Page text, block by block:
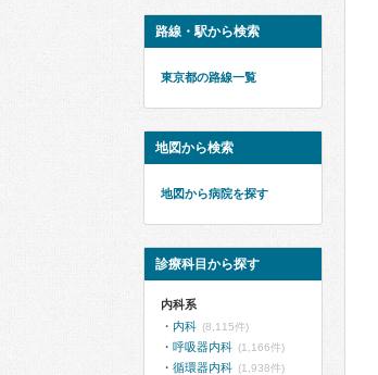
路線・駅から検索
東京都の路線一覧
地図から検索
地図から病院を探す
診療科目から探す
内科系
内科 (8,115件)
呼吸器内科 (1,166件)
循環器内科 (1,938件)